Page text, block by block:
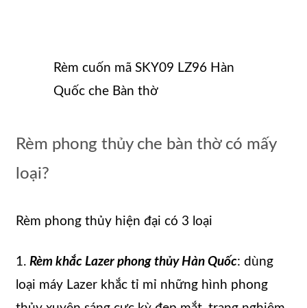
Rèm cuốn mã SKY09 LZ96 Hàn
Quốc che Bàn thờ
Rèm phong thủy che bàn thờ có mấy
loại?
Rèm phong thủy hiện đại có 3 loại
1. Rèm khắc Lazer phong thủy Hàn Quốc: dùng
loại máy Lazer khắc tỉ mỉ những hình phong